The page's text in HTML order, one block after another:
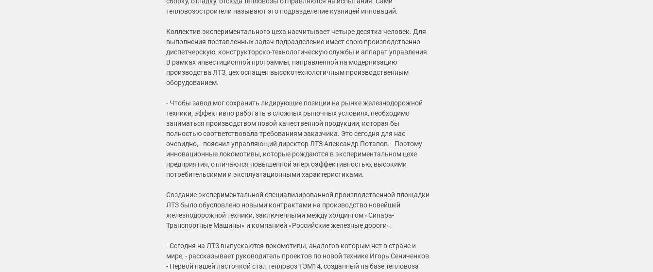
тепловозостроители называют это подразделение кузницей инноваций.
Коллектив экспериментального цеха насчитывает четыре десятка человек. Для
выполнения поставленных задач подразделение имеет свою производственно-
диспетчерскую, конструкторско-технологическую службы и аппарат управления.
В рамках инвестиционной программы, направленной на модернизацию
производства ЛТЗ, цех оснащен высокотехнологичным производственным
оборудованием.
- Чтобы завод мог сохранить лидирующие позиции на рынке железнодорожной
техники, эффективно работать в сложных рыночных условиях, необходимо
заниматься производством новой качественной продукции, которая бы
полностью соответствовала требованиям заказчика. Это сегодня для нас
очевидно, - пояснил управляющий директор ЛТЗ Александр Потапов. - Поэтому
инновационные локомотивы, которые рождаются в экспериментальном цехе
предприятия, отличаются повышенной энергоэффективностью, высокими
потребительскими и эксплуатационными характеристиками.
Создание экспериментальной специализированной производственной площадки
ЛТЗ было обусловлено новыми контрактами на производство новейшей
железнодорожной техники, заключенными между холдингом «Синара-
Транспортные Машины» и компанией «Российские железные дороги».
- Сегодня на ЛТЗ выпускаются локомотивы, аналогов которым нет в стране и
мире, - рассказывает руководитель проектов по новой технике Игорь Сениченков.
- Первой нашей ласточкой стал тепловоз ТЭМ14, созданный на базе тепловоза